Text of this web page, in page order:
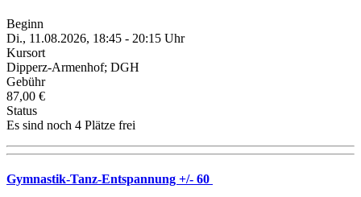
Beginn
Di., 11.08.2026, 18:45 - 20:15 Uhr
Kursort
Dipperz-Armenhof; DGH
Gebühr
87,00 €
Status
Es sind noch 4 Plätze frei
Gymnastik-Tanz-Entspannung +/- 60